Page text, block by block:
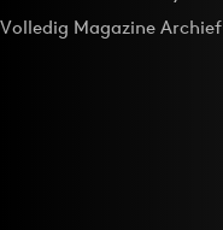
Volledig Magazine Archief